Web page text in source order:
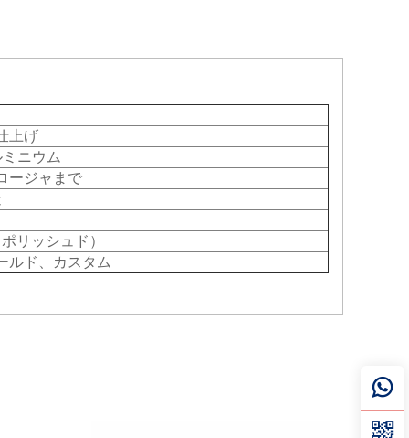
上げ
ニウム
ージャまで
リッシュド）
ルド、カスタム